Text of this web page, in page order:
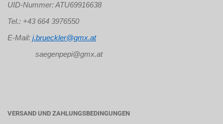
UID-Nummer: ATU69916638
Tel.: +43 664 3976550
E-Mail: j.brueckler@gmx.at
saegenpepi@gmx.at
VERSAND UND ZAHLUNGSBEDINGUNGEN